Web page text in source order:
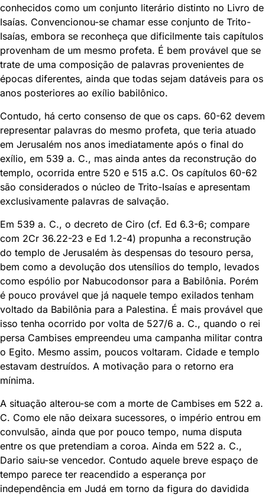
conhecidos como um conjunto literário distinto no Livro de
Isaías. Convencionou-se chamar esse conjunto de Trito-
Isaías, embora se reconheça que dificilmente tais capítulos
provenham de um mesmo profeta. É bem provável que se
trate de uma composição de palavras provenientes de
épocas diferentes, ainda que todas sejam datáveis para os
anos posteriores ao exílio babilônico.
Contudo, há certo consenso de que os caps. 60-62 devem
representar palavras do mesmo profeta, que teria atuado
em Jerusalém nos anos imediatamente após o final do
exílio, em 539 a. C., mas ainda antes da reconstrução do
templo, ocorrida entre 520 e 515 a.C. Os capítulos 60-62
são considerados o núcleo de Trito-Isaías e apresentam
exclusivamente palavras de salvação.
Em 539 a. C., o decreto de Ciro (cf. Ed 6.3-6; compare
com 2Cr 36.22-23 e Ed 1.2-4) propunha a reconstrução
do templo de Jerusalém às despensas do tesouro persa,
bem como a devolução dos utensílios do templo, levados
como espólio por Nabucodonsor para a Babilônia. Porém
é pouco provável que já naquele tempo exilados tenham
voltado da Babilônia para a Palestina. É mais provável que
isso tenha ocorrido por volta de 527/6 a. C., quando o rei
persa Cambises empreendeu uma campanha militar contra
o Egito. Mesmo assim, poucos voltaram. Cidade e templo
estavam destruídos. A motivação para o retorno era
mínima.
A situação alterou-se com a morte de Cambises em 522 a.
C. Como ele não deixara sucessores, o império entrou em
convulsão, ainda que por pouco tempo, numa disputa
entre os que pretendiam a coroa. Ainda em 522 a. C.,
Dario saiu-se vencedor. Contudo aquele breve espaço de
tempo parece ter reacendido a esperança por
independência em Judá em torno da figura do davidida